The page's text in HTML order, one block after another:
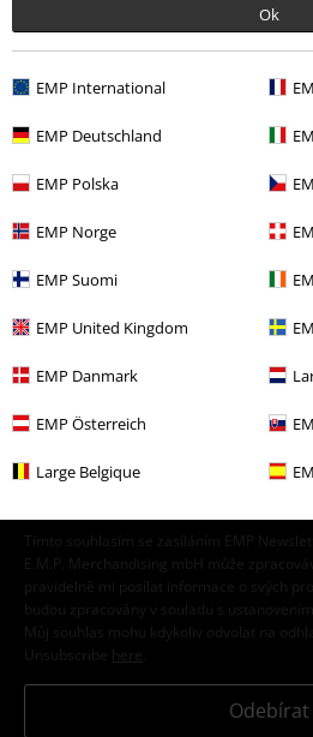
Ok
EMP International
EMP Deutschland
EMP Polska
EMP Norge
EMP Suomi
EMP United Kingdom
EMP Danmark
EMP Österreich
Large Belgique
More categories. More options.
Merch kapel Žánr Heavy Metal
Merch kapel Média
Výprodej % Média
Merch kapel
Získejte 20% slevový poukaz, když se
teď!
Tímto souhlasím se zasíláním EMP
E.M.P. Merchandising mbH může
pravidelně mi posílat informace o svých
budou zpracovány v souladu s
Můj souhlas mohu kdykoliv odvolat na
Unsubscribe here
Odebírat